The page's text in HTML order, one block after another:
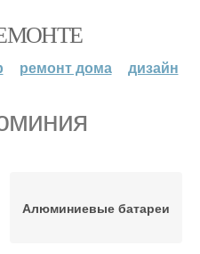
ремонт дома дизайн
Алюминиевые батареи